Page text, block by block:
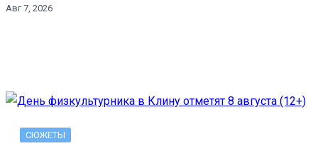
Авг 7, 2026
СЮЖЕТЫ